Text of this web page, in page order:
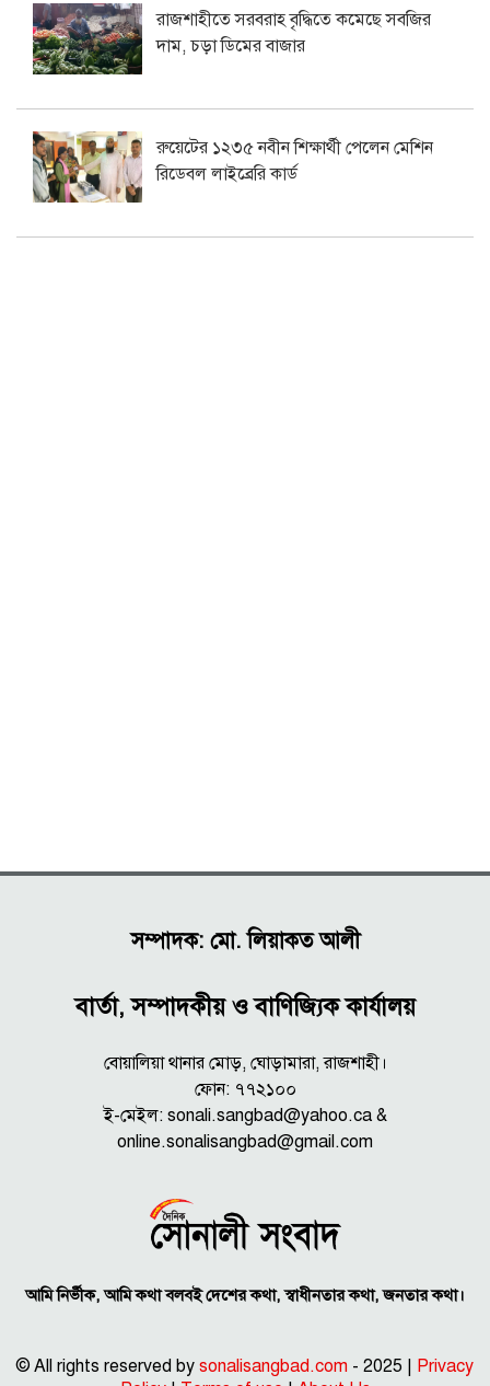
রাজশাহীতে সরবরাহ বৃদ্ধিতে কমেছে সবজির
দাম, চড়া ডিমের বাজার
রুয়েটের ১২৩৫ নবীন শিক্ষার্থী পেলেন মেশিন
রিডেবল লাইব্রেরি কার্ড
সম্পাদক: মো. লিয়াকত আলী
বার্তা, সম্পাদকীয় ও বাণিজ্যিক কার্যালয়
বোয়ালিয়া থানার মোড়, ঘোড়ামারা, রাজশাহী।
ফোন: ৭৭২১০০
ই-মেইল: sonali.sangbad@yahoo.ca &
online.sonalisangbad@gmail.com
আমি নির্ভীক, আমি কথা বলবই দেশের কথা, স্বাধীনতার কথা, জনতার কথা।
© All rights reserved by sonalisangbad.com - 2025 | Privacy